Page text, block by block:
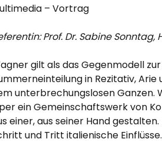
– Vortrag
Prof. Dr. Sabine Sonntag,
gilt als das Gegenmodell
in Rezitativ,
unterbrechungslosen Ganzen.
ein Gemeinschaftswerk von
einer, aus seiner Hand
und Tritt italienische Einflüsse.